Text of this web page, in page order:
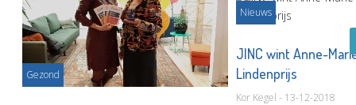
Gezond
Nieuws
JINC wint Anne-
Lindenprijs
Kor Kegel - 13-12-2018